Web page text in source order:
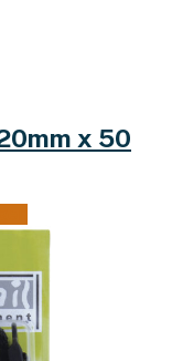
x 50